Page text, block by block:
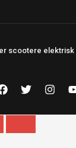
scootere